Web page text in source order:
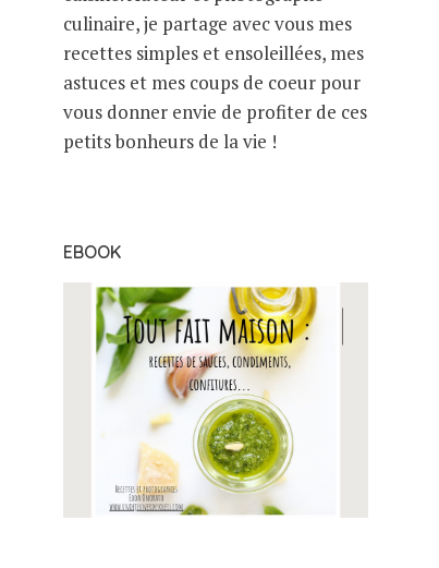
culinaire, je partage avec vous mes
recettes simples et ensoleillées, mes
astuces et mes coups de coeur pour
vous donner envie de profiter de ces
petits bonheurs de la vie !
EBOOK